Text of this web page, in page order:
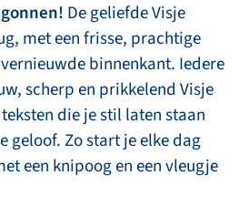
De geliefde Visje
met een frisse, prachtige
binnenkant. Iedere
scherp en prikkelend Visje
die je stil laten staan
geloof. Zo start je elke dag
een knipoog en een vleugje